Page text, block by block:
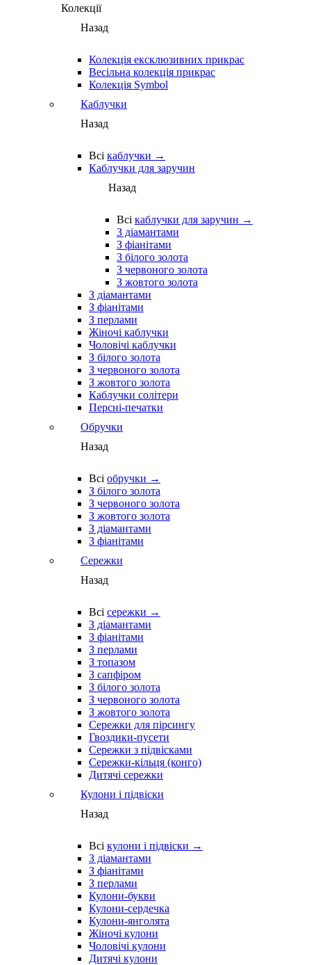
Колекції
Назад
Колекція ексклюзивних прикрас
Весільна колекція прикрас
Колекція Symbol
Каблучки
Назад
Всі каблучки →
Каблучки для заручин
Назад
Всі каблучки для заручин →
З діамантами
З фіанітами
З білого золота
З червоного золота
З жовтого золота
З діамантами
З фіанітами
З перлами
Жіночі каблучки
Чоловічі каблучки
З білого золота
З червоного золота
З жовтого золота
Каблучки солітери
Персні-печатки
Обручки
Назад
Всі обручки →
З білого золота
З червоного золота
З жовтого золота
З діамантами
З фіанітами
Сережки
Назад
Всі сережки →
З діамантами
З фіанітами
З перлами
З топазом
З сапфіром
З білого золота
З червоного золота
З жовтого золота
Сережки для пірсингу
Гвоздики-пусети
Сережки з підвісками
Сережки-кільця (конго)
Дитячі сережки
Кулони і підвіски
Назад
Всі кулони і підвіски →
З діамантами
З фіанітами
З перлами
Кулони-букви
Кулони-сердечка
Кулони-янголята
Жіночі кулони
Чоловічі кулони
Дитячі кулони